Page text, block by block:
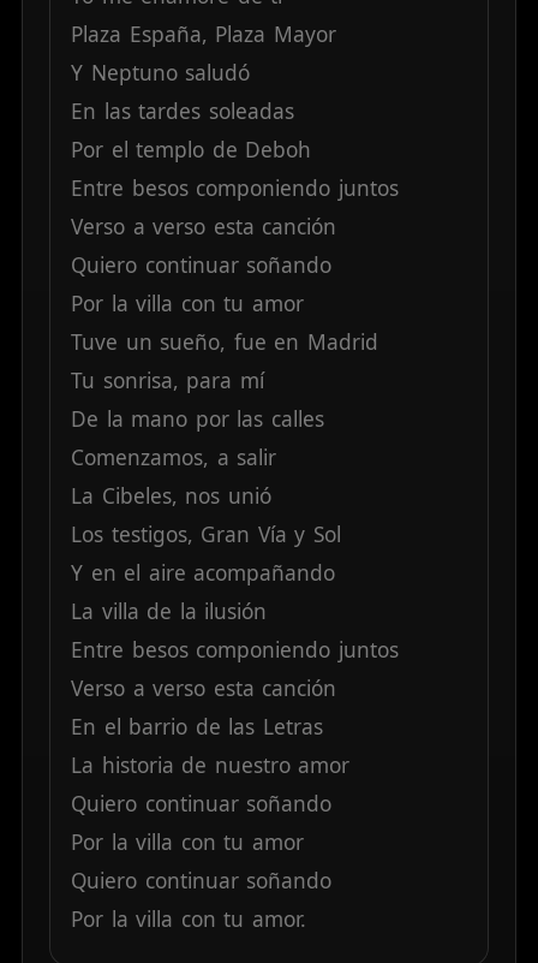
Plaza España, Plaza Mayor
Y Neptuno saludó
En las tardes soleadas
Por el templo de Deboh
Entre besos componiendo juntos
Verso a verso esta canción
Quiero continuar soñando
Por la villa con tu amor
Tuve un sueño, fue en Madrid
Tu sonrisa, para mí
De la mano por las calles
Comenzamos, a salir
La Cibeles, nos unió
Los testigos, Gran Vía y Sol
Y en el aire acompañando
La villa de la ilusión
Entre besos componiendo juntos
Verso a verso esta canción
En el barrio de las Letras
La historia de nuestro amor
Quiero continuar soñando
Por la villa con tu amor
Quiero continuar soñando
Por la villa con tu amor.